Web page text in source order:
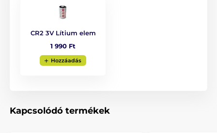
A termék hátrányai:
A csomag tartalma:
CR2 3V Lítium elem
1 990 Ft
Hozzáadás
Kapcsolódó termékek